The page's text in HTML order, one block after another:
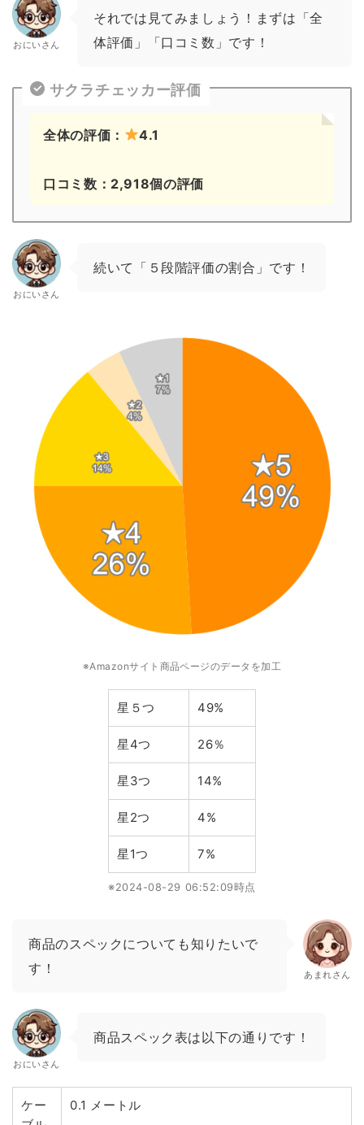
おにいさん
それでは見てみましょう！まずは「全
体評価」「口コミ数」です！
サクラチェッカー評価
全体の評価： 4.1
口コミ数：2,918個の評価
おにいさん
続いて「５段階評価の割合」です！
※Amazonサイト商品ページのデータを加工
星５つ 49%
星4つ 26％
星3つ 14%
星2つ 4%
星1つ 7%
※2024-08-29 06:52:09時点
商品のスペックについても知りたいで
す！
あまれさん
おにいさん
商品スペック表は以下の通りです！
ケー
0.1 メートル